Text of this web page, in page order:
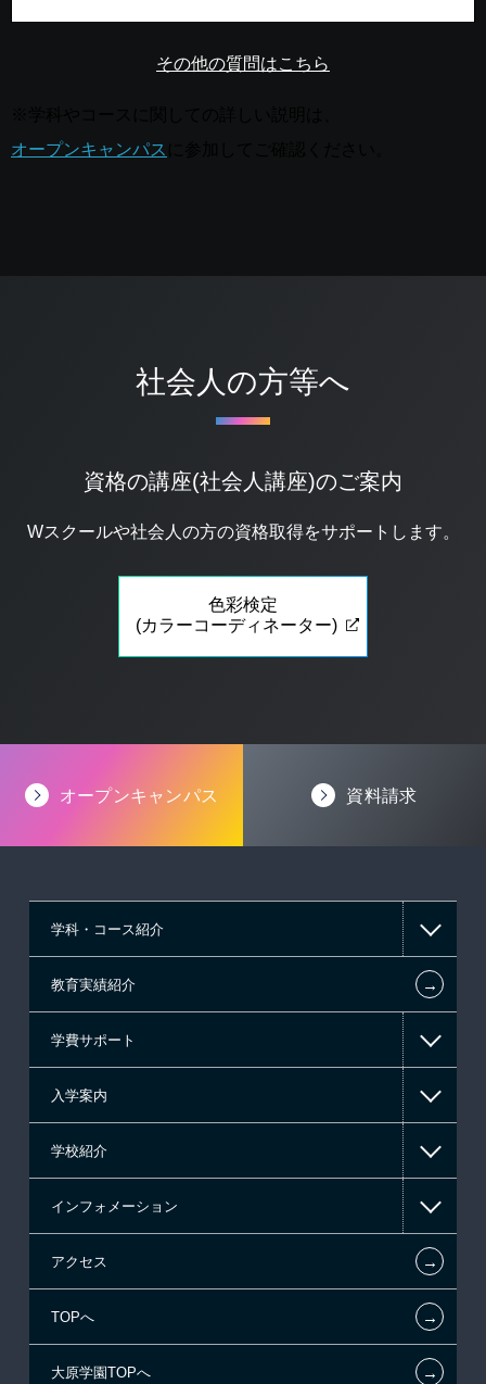
その他の質問はこちら
オープンキャンパス
社会人の方等へ
資格の講座(社会人講座)のご案内
Wスクールや社会人の方の資格取得をサポートします。
色彩検定
(カラーコーディネーター)
オープンキャンパス 資料請求
学科・コース紹介
情報IT系
ゲーム系
東京経営大学 学士取得コース
教育実績紹介 ←
学費サポート
高等教育の修学支援新制度
日本学生支援機構の奨学金
国の教育ローン
提携教育ローン
新聞奨学生
試験による特待生制度
入学案内
一般入学
AO入学
指定校推薦入学
指定校自己推薦入学
特別推薦入学
学校紹介
在校生からあなたへ
夢を叶えた先輩たち
施設・研修所
学生寮・マンションのご案内
インフォメーション
お知らせ・新着情報
在校生へのお知らせ
各種証明書の発行ご希望の方
アクセス ←
TOPへ ←
大原学園TOPへ ←